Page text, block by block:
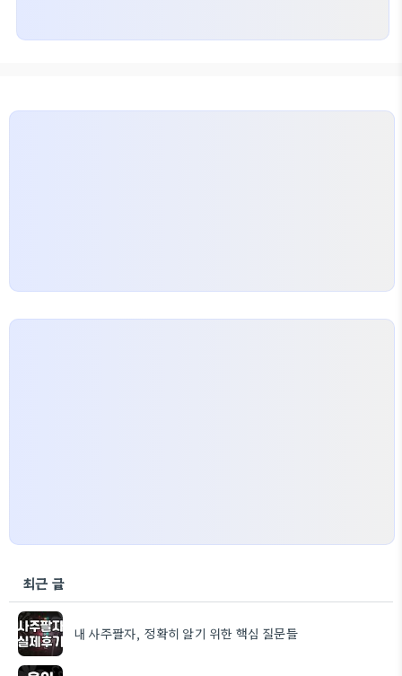
최근 글
내 사주팔자, 정확히 알기 위한 핵심 질문들